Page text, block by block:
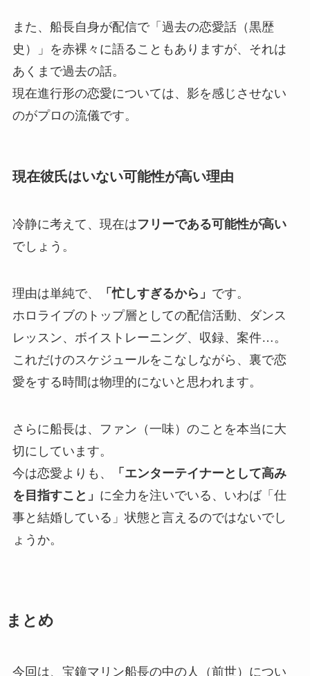
また、船長自身が配信で「過去の恋愛話（黒歴
史）」を赤裸々に語ることもありますが、それは
あくまで過去の話。
現在進行形の恋愛については、影を感じさせない
のがプロの流儀です。
現在彼氏はいない可能性が高い理由
冷静に考えて、現在はフリーである可能性が高い
でしょう。
理由は単純で、 「忙しすぎるから」 です。
ホロライブのトップ層としての配信活動、ダンス
レッスン、ボイストレーニング、収録、案件…。
これだけのスケジュールをこなしながら、裏で恋
愛をする時間は物理的にないと思われます。
さらに船長は、ファン（一味）のことを本当に大
切にしています。
今は恋愛よりも、
「エンターテイナーとして高み
を目指すこと」 に全力を注いでいる、いわば「仕
事と結婚している」状態と言えるのではないでし
ょうか。
まとめ
今回は、宝鐘マリン船長の中の人（前世）につい